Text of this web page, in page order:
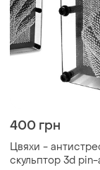
400 грн
Цвяхи -
скульптор 3d